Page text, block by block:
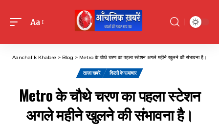
Font
Aa
Aanchalik Khabre > Blog > Metro के चौथे चरण का पहला स्टेशन अगले महीने खुलने की संभावना है।
ताज़ा खबरें दिल्ली के समाचार
Metro के चौथे चरण का पहला स्टेशन
अगले महीने खुलने की संभावना है।